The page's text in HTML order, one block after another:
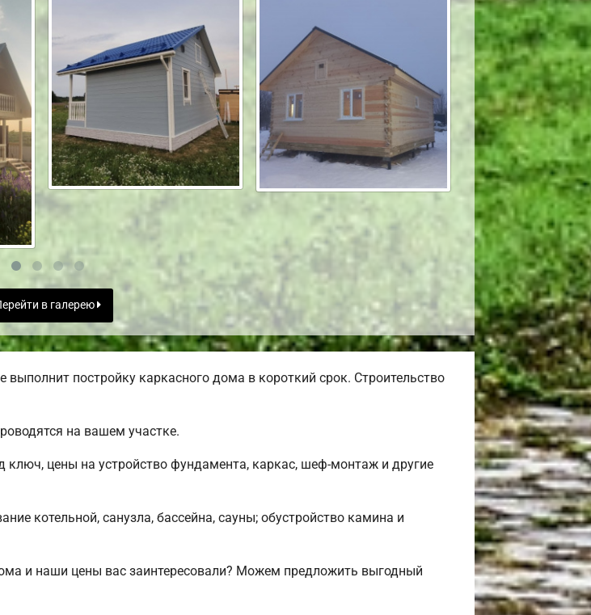
в галерею
постройку каркасного дома в короткий срок. Строительство
на вашем участке.
цены на устройство фундамента, каркас, шеф-монтаж и другие
котельной, санузла, бассейна, сауны; обустройство камина и
и наши цены вас заинтересовали? Можем предложить выгодный